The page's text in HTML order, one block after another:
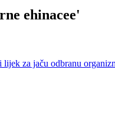
ehinacee'
za jaču odbranu